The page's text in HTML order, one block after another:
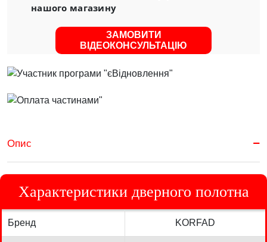
нашого магазину
ЗАМОВИТИ
ВІДЕОКОНСУЛЬТАЦІЮ
Опис
Характеристики дверного полотна
Бренд KORFAD